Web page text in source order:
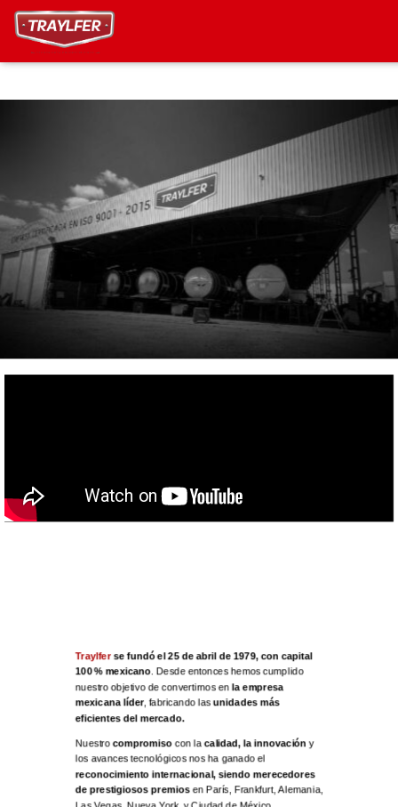
Traylfer se fundó el 25 de abril de 1979, con capital
100 % mexicano. Desde entonces hemos cumplido
nuestro objetivo de convertirnos en la empresa
mexicana líder, fabricando lasunidades más
eficientes del mercado.
Nuestrocompromisocon lacalidad, la innovación y
los avances tecnológicos nos ha ganado el
reconocimiento internacional, siendo merecedores
de prestigiosos premiosen París, Frankfurt, Alemania,